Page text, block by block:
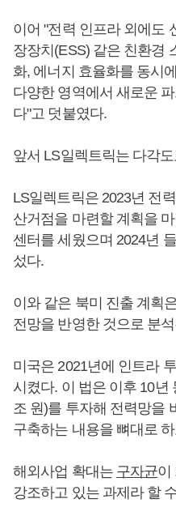
이어 "전력 인프라 외에도
장장치(ESS) 같은 친환경
화, 에너지 효율화를 동시
다양한 영역에서 새로운
다"고 덧붙였다.
앞서 LS일렉트릭는 다각
LS일렉트릭은 2023년 전
산거점을 마련할 계획을
센터를 세웠으며 2024년
섰다.
이와 같은 북미 진출 계획
전망을 반영한 것으로 분
미국은 2021년에 인트라
시켰다. 이 법은 이후 10년
조 원)를 투자해 전력망을
구축하는 내용을 뼈대로
해외사업 확대는 구자균이
강조하고 있는 과제라 할